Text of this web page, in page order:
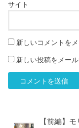
サイト
新しいコメントを
新しい投稿をメー
【前編】